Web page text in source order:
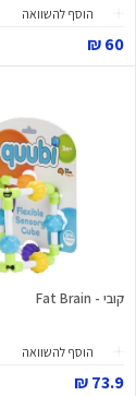
הוסף להשוואה
60 ₪
קובי - Fat Brain
הוסף להשוואה
73.9 ₪